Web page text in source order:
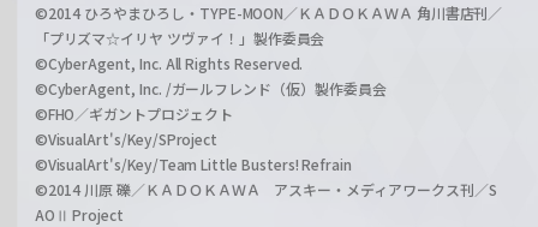
©2014 ひろやまひろし・TYPE-MOON／ＫＡＤＯＫＡＷＡ 角川書店刊／
「プリズマ☆イリヤ ツヴァイ！」製作委員会
©CyberAgent, Inc. All Rights Reserved.
©CyberAgent, Inc. /ガールフレンド（仮）製作委員会
©FHO／ギガントプロジェクト
©VisualArt's/Key/SProject
©VisualArt's/Key/Team Little Busters! Refrain
©2014 川原 礫／ＫＡＤＯＫＡＷＡ アスキー・メディアワークス刊／S
AOⅡ Project